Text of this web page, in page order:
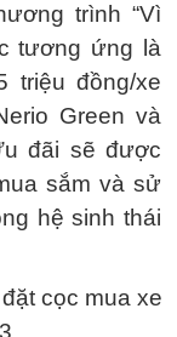
trình “Vì
tương ứng là
triệu đồng/xe
Green và
đãi sẽ được
sắm và sử
hệ sinh thái